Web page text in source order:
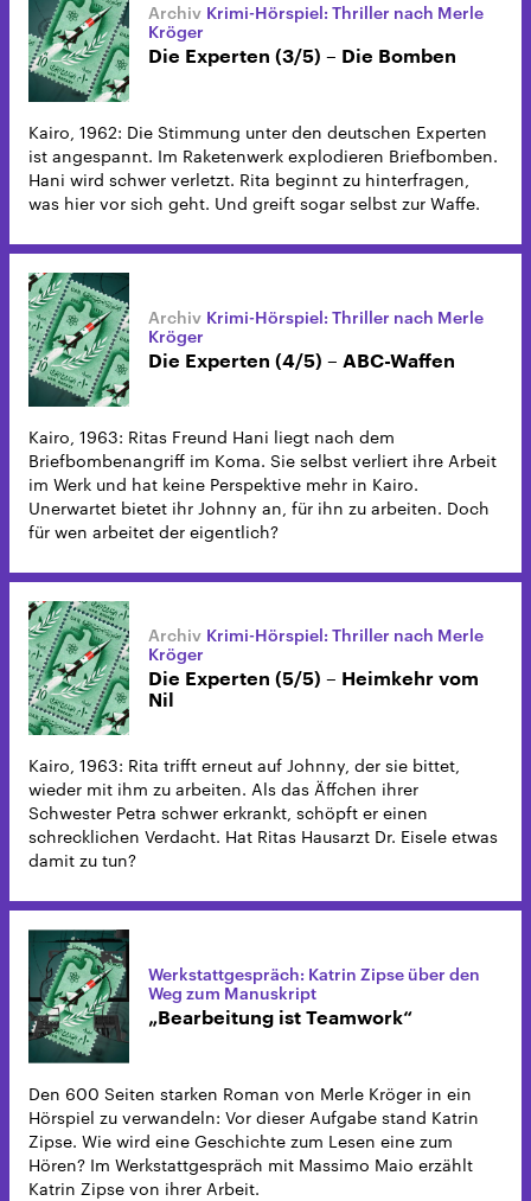
Krimi-Hörspiel: Thriller nach Merle
Kröger
Die Experten (3/5) – Die Bomben
Kairo, 1962: Die Stimmung unter den deutschen Experten
ist angespannt. Im Raketenwerk explodieren Briefbomben.
Hani wird schwer verletzt. Rita beginnt zu hinterfragen,
was hier vor sich geht. Und greift sogar selbst zur Waffe.
Krimi-Hörspiel: Thriller nach Merle
Kröger
Die Experten (4/5) – ABC-Waffen
Kairo, 1963: Ritas Freund Hani liegt nach dem
Briefbombenangriff im Koma. Sie selbst verliert ihre Arbeit
im Werk und hat keine Perspektive mehr in Kairo.
Unerwartet bietet ihr Johnny an, für ihn zu arbeiten. Doch
für wen arbeitet der eigentlich?
Krimi-Hörspiel: Thriller nach Merle
Kröger
Die Experten (5/5) – Heimkehr vom
Nil
Kairo, 1963: Rita trifft erneut auf Johnny, der sie bittet,
wieder mit ihm zu arbeiten. Als das Äffchen ihrer
Schwester Petra schwer erkrankt, schöpft er einen
schrecklichen Verdacht. Hat Ritas Hausarzt Dr. Eisele etwas
damit zu tun?
Werkstattgespräch: Katrin Zipse über den
Weg zum Manuskript
„Bearbeitung ist Teamwork“
Den 600 Seiten starken Roman von Merle Kröger in ein
Hörspiel zu verwandeln: Vor dieser Aufgabe stand Katrin
Zipse. Wie wird eine Geschichte zum Lesen eine zum
Hören? Im Werkstattgespräch mit Massimo Maio erzählt
Katrin Zipse von ihrer Arbeit.